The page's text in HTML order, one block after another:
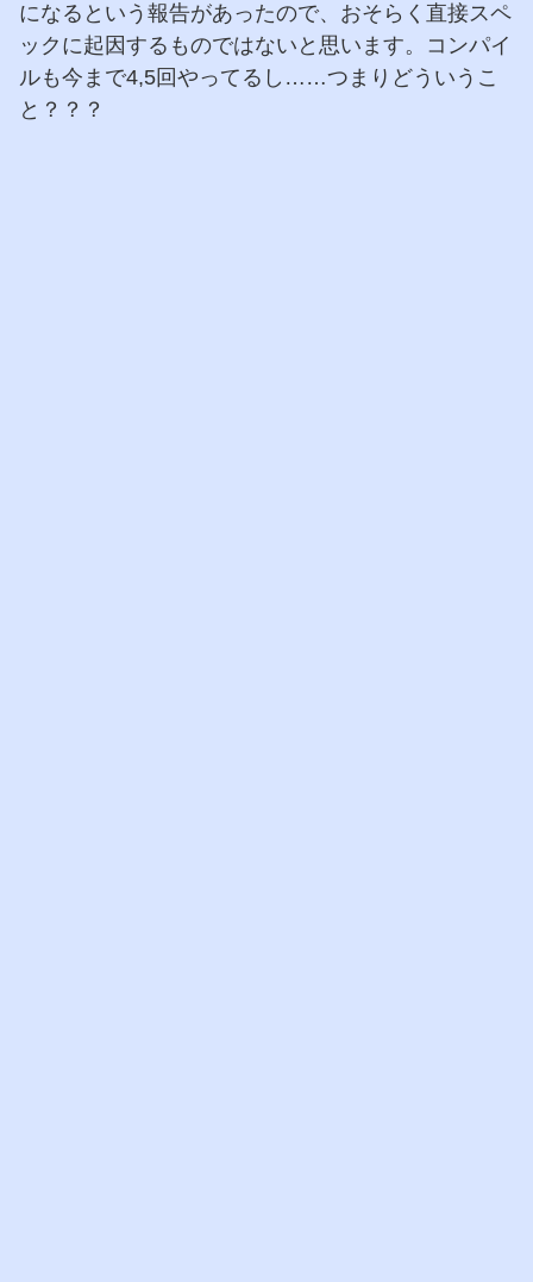
になるという報告があったので、おそらく直接スペ
ックに起因するものではないと思います。コンパイ
ルも今まで4,5回やってるし……つまりどういうこ
と？？？